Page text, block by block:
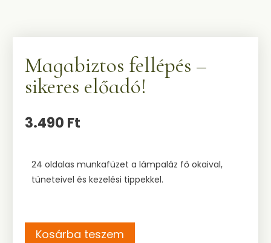
Magabiztos fellépés –
sikeres előadó!
3.490 Ft
24 oldalas munkafüzet a lámpaláz fő okaival,
tüneteivel és kezelési tippekkel.
Kosárba teszem